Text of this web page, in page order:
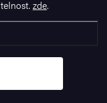
zde.